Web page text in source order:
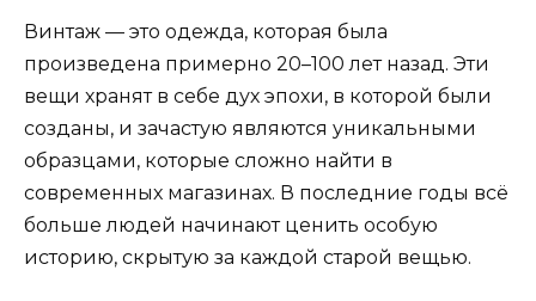
Винтаж — это одежда, которая была
произведена примерно 20–100 лет назад. Эти
вещи хранят в себе дух эпохи, в которой были
созданы, и зачастую являются уникальными
образцами, которые сложно найти в
современных магазинах. В последние годы всё
больше людей начинают ценить особую
историю, скрытую за каждой старой вещью.